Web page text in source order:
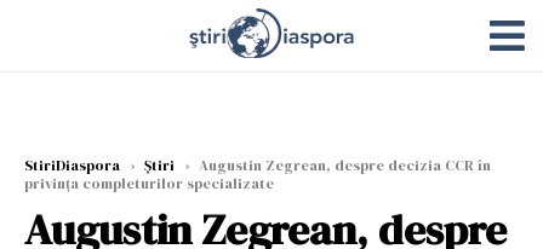
StiriDiaspora › Știri › Augustin Zegrean, despre decizia CCR în
privința completurilor specializate
Augustin Zegrean, despre